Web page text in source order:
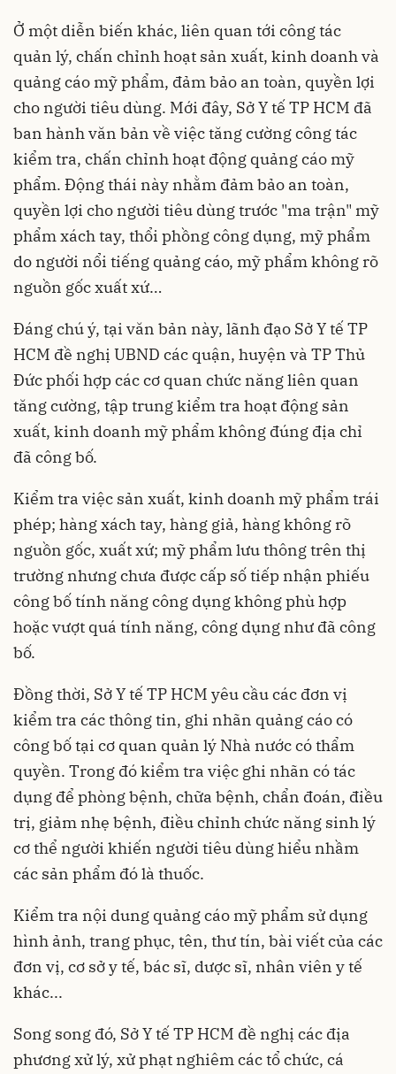
Ở một diễn biến khác, liên quan tới công tác
quản lý, chấn chỉnh hoạt sản xuất, kinh doanh và
quảng cáo mỹ phẩm, đảm bảo an toàn, quyền lợi
cho người tiêu dùng. Mới đây, Sở Y tế TP HCM đã
ban hành văn bản về việc tăng cường công tác
kiểm tra, chấn chỉnh hoạt động quảng cáo mỹ
phẩm. Động thái này nhằm đảm bảo an toàn,
quyền lợi cho người tiêu dùng trước "ma trận" mỹ
phẩm xách tay, thổi phồng công dụng, mỹ phẩm
do người nổi tiếng quảng cáo, mỹ phẩm không rõ
nguồn gốc xuất xứ…
Đáng chú ý, tại văn bản này, lãnh đạo Sở Y tế TP
HCM đề nghị UBND các quận, huyện và TP Thủ
Đức phối hợp các cơ quan chức năng liên quan
tăng cường, tập trung kiểm tra hoạt động sản
xuất, kinh doanh mỹ phẩm không đúng địa chỉ
đã công bố.
Kiểm tra việc sản xuất, kinh doanh mỹ phẩm trái
phép; hàng xách tay, hàng giả, hàng không rõ
nguồn gốc, xuất xứ; mỹ phẩm lưu thông trên thị
trường nhưng chưa được cấp số tiếp nhận phiếu
công bố tính năng công dụng không phù hợp
hoặc vượt quá tính năng, công dụng như đã công
bố.
Đồng thời, Sở Y tế TP HCM yêu cầu các đơn vị
kiểm tra các thông tin, ghi nhãn quảng cáo có
công bố tại cơ quan quản lý Nhà nước có thẩm
quyền. Trong đó kiểm tra việc ghi nhãn có tác
dụng để phòng bệnh, chữa bệnh, chẩn đoán, điều
trị, giảm nhẹ bệnh, điều chỉnh chức năng sinh lý
cơ thể người khiến người tiêu dùng hiểu nhầm
các sản phẩm đó là thuốc.
Kiểm tra nội dung quảng cáo mỹ phẩm sử dụng
hình ảnh, trang phục, tên, thư tín, bài viết của các
đơn vị, cơ sở y tế, bác sĩ, dược sĩ, nhân viên y tế
khác...
Song song đó, Sở Y tế TP HCM đề nghị các địa
phương xử lý, xử phạt nghiêm các tổ chức, cá